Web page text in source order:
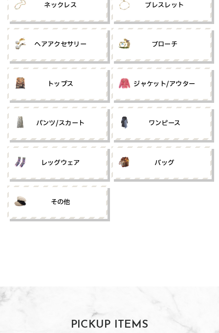
ネックレス ブレスレット
ヘアアクセサリー ブローチ
トップス ジャケット/アウター
パンツ/スカート ワンピース
レッグウェア バッグ
その他
PICKUP ITEMS